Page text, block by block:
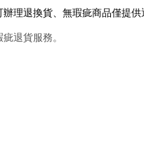
辦理退換貨、無瑕疵商品僅提供
疵退貨服務 。